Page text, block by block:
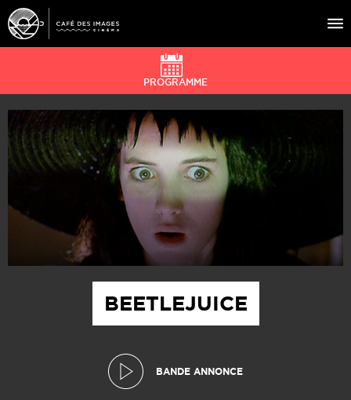
À L’AFFICHE
ÉVÉNEMENTS
CAFÉ DU CINÉ
PRATIQUE
ÉDUCATION AUX IMAGES
BEETLEJUICE
BANDE ANNONCE
PROGRAMME